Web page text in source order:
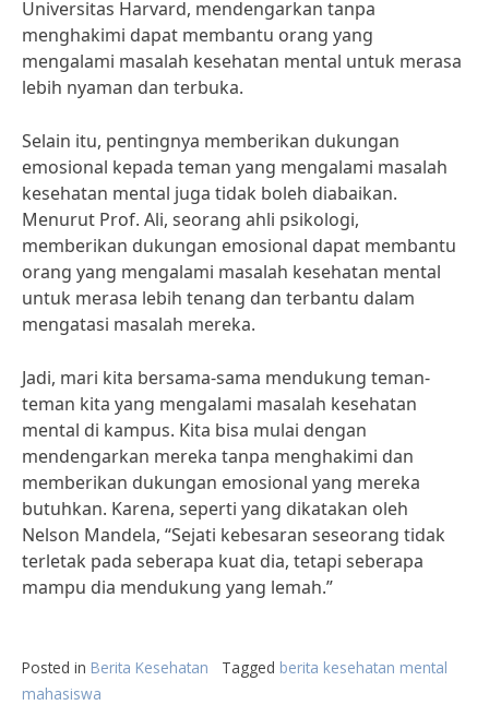
Universitas Harvard, mendengarkan tanpa
menghakimi dapat membantu orang yang
mengalami masalah kesehatan mental untuk merasa
lebih nyaman dan terbuka.
Selain itu, pentingnya memberikan dukungan
emosional kepada teman yang mengalami masalah
kesehatan mental juga tidak boleh diabaikan.
Menurut Prof. Ali, seorang ahli psikologi,
memberikan dukungan emosional dapat membantu
orang yang mengalami masalah kesehatan mental
untuk merasa lebih tenang dan terbantu dalam
mengatasi masalah mereka.
Jadi, mari kita bersama-sama mendukung teman-
teman kita yang mengalami masalah kesehatan
mental di kampus. Kita bisa mulai dengan
mendengarkan mereka tanpa menghakimi dan
memberikan dukungan emosional yang mereka
butuhkan. Karena, seperti yang dikatakan oleh
Nelson Mandela, “Sejati kebesaran seseorang tidak
terletak pada seberapa kuat dia, tetapi seberapa
mampu dia mendukung yang lemah.”
Posted in Berita Kesehatan Tagged berita kesehatan mental
mahasiswa